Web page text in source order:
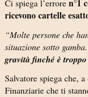
Ci spiega l’errore n°1
ricevono cartelle
“Molte persone che
situazione sotto
gravità finché è
Salvatore spiega che,
Finanziarie che ti